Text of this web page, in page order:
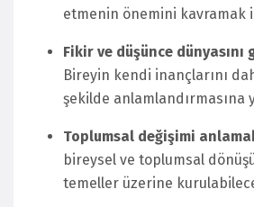
etmenin önemini kavramak
Fikir ve düşünce
Bireyin kendi inançlarını
şekilde anlamlandırmasına
Toplumsal değişimi
bireysel ve toplumsal
temeller üzerine